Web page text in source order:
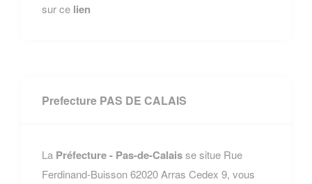
sur ce lien
Prefecture PAS DE CALAIS
La Préfecture - Pas-de-Calaisse situe Rue
Ferdinand-Buisson 62020 Arras Cedex 9, vous